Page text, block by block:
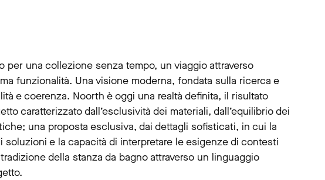
per una collezione senza tempo, un viaggio attraverso
funzionalità. Una visione moderna, fondata sulla ricerca e
e coerenza. Noorth è oggi una realtà definita, il risultato
caratterizzato dall’esclusività dei materiali, dall’equilibrio dei
una proposta esclusiva, dai dettagli sofisticati, in cui la
e la capacità di interpretare le esigenze di contesti
della stanza da bagno attraverso un linguaggio